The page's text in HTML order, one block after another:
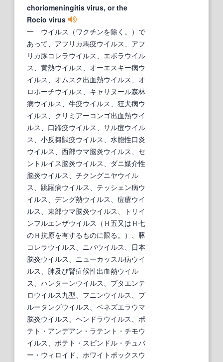
choriomeningitis virus, or the
Rocio virus
一 ウイルス（ワクチンを除く。）で
あって、アフリカ馬疫ウイルス、アフ
リカ豚コレラウイルス、エボラウイル
ス、黄熱ウイルス、オーエスキー病ウ
イルス、オムスク出血熱ウイルス、オ
ロポーチウイルス、キャサヌール森林
病ウイルス、牛疫ウイルス、狂犬病ウ
イルス、クリミアーコンゴ出血熱ウイ
ルス、口蹄疫ウイルス、サル痘ウイル
ス、小反芻獣疫ウイルス、水胞性口炎
ウイルス、西部ウマ脳炎ウイルス、セ
ントルイス脳炎ウイルス、ダニ媒介性
脳炎ウイルス、チクングニヤウイル
ス、跳躍病ウイルス、テッシェン病ウ
イルス、デング熱ウイルス、痘瘡ウイ
ルス、東部ウマ脳炎ウイルス、トリイ
ンフルエンザウイルス（Ｈ五又はＨ七
のＨ抗原を有するものに限る。）、豚
コレラウイルス、ニパウイルス、日本
脳炎ウイルス、ニューカッスル病ウイ
ルス、肺及び腎症候性出血熱ウイル
ス、ハンターンウイルス、ブタエンテ
ロウイルス九型、フニンウイルス、ブ
ルータングウイルス、ベネズエラウマ
脳炎ウイルス、ヘンドラウイルス、ポ
テト・アンデアン・ラテント・チモウ
イルス、ポテト・スピンドル・チュバ
ー・ウィロイド、ホワイトポックスウ